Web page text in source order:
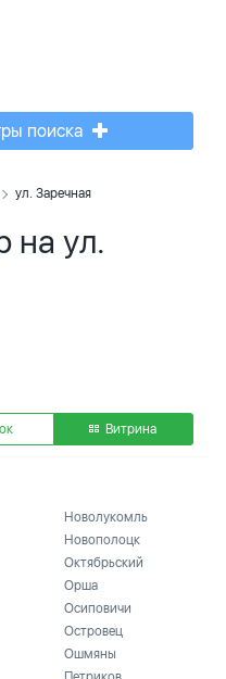
поиска
ул. Заречная
на ул.
Витрина
Новолукомль
Новополоцк
Октябрьский
Орша
Осиповичи
Островец
Ошмяны